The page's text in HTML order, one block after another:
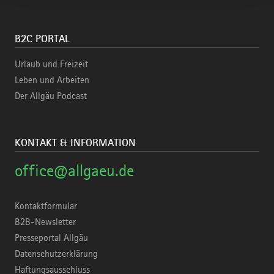
B2C PORTAL
Urlaub und Freizeit
Leben und Arbeiten
Der Allgäu Podcast
KONTAKT & INFORMATION
office@allgaeu.de
Kontaktformular
B2B-Newsletter
Presseportal Allgäu
Datenschutzerklärung
Haftungsausschluss